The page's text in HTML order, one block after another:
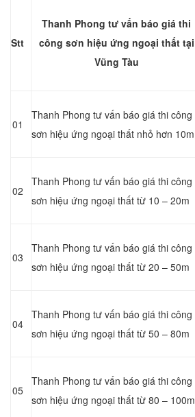
Stt
Thanh Phong tư vấn báo giá thi
công sơn hiệu ứng ngoại thất tại
Vũng Tàu
01
Thanh Phong tư vấn báo giá thi công
sơn hiệu ứng ngoại thất nhỏ hơn 10m
02
Thanh Phong tư vấn báo giá thi công
sơn hiệu ứng ngoại thất từ 10 – 20m
03
Thanh Phong tư vấn báo giá thi công
sơn hiệu ứng ngoại thất từ 20 – 50m
04
Thanh Phong tư vấn báo giá thi công
sơn hiệu ứng ngoại thất từ 50 – 80m
05
Thanh Phong tư vấn báo giá thi công
sơn hiệu ứng ngoại thất từ 80 – 100m